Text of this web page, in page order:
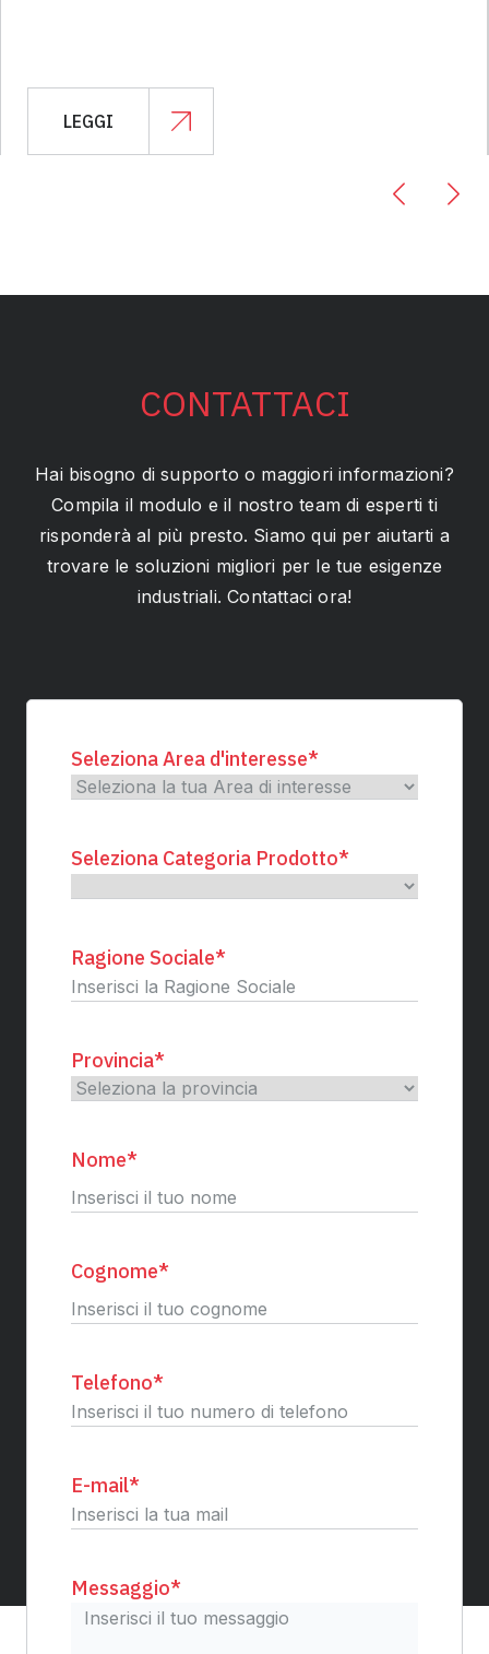
LEGGI
CONTATTACI
Hai bisogno di supporto o maggiori informazioni?
Compila il modulo e il nostro team di esperti ti
risponderà al più presto. Siamo qui per aiutarti a
trovare le soluzioni migliori per le tue esigenze
industriali. Contattaci ora!
Seleziona Area d'interesse*
Seleziona Categoria Prodotto*
Ragione Sociale*
Provincia*
Nome*
Cognome*
Telefono*
E-mail*
Messaggio*